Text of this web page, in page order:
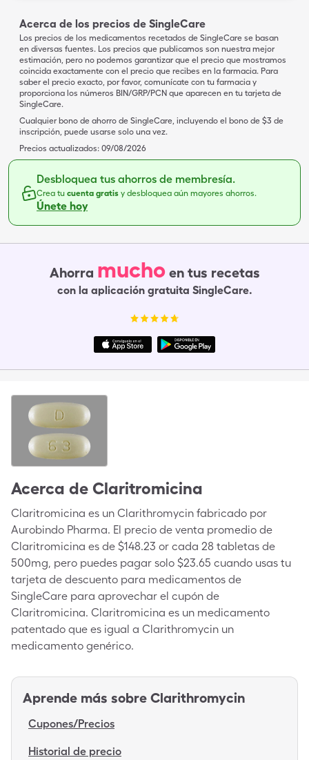
Acerca de los precios de SingleCare
Los precios de los medicamentos recetados de SingleCare se basan
en diversas fuentes. Los precios que publicamos son nuestra mejor
estimación, pero no podemos garantizar que el precio que mostramos
coincida exactamente con el precio que recibes en la farmacia. Para
saber el precio exacto, por favor, comunícate con tu farmacia y
proporciona los números BIN/GRP/PCN que aparecen en tu tarjeta de
SingleCare.
Cualquier bono de ahorro de SingleCare, incluyendo el bono de $3 de
inscripción, puede usarse solo una vez.
Precios actualizados: 09/08/2026
Desbloquea tus ahorros de membresía.
Crea tu cuenta gratis y desbloquea aún mayores ahorros.
Únete hoy
Ahorra mucho en tus recetas
con la aplicación gratuita SingleCare.
Acerca de Claritromicina
Claritromicina es un Clarithromycin fabricado por
Aurobindo Pharma. El precio de venta promedio de
Claritromicina es de $148.23 or cada 28 tabletas de
500mg, pero puedes pagar solo $23.65 cuando usas tu
tarjeta de descuento para medicamentos de
SingleCare para aprovechar el cupón de
Claritromicina. Claritromicina es un medicamento
patentado que es igual a Clarithromycin un
medicamento genérico.
Aprende más sobre Clarithromycin
Cupones/Precios
Historial de precio